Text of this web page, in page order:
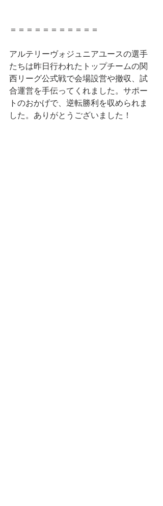
＝＝＝＝＝＝＝＝＝＝＝
アルテリーヴォジュニアユースの選手
たちは昨日行われたトップチームの関
西リーグ公式戦で会場設営や撤収、試
合運営を手伝ってくれました。サポー
トのおかげで、逆転勝利を収められま
した。ありがとうございました！